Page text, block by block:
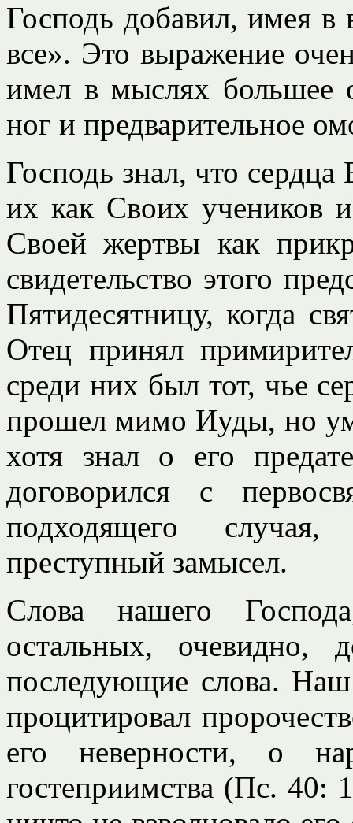
Господь добавил, имея
все». Это выражение
имел в мыслях большее
ног и предварительное
Господь знал, что
их как Своих учеников
Своей жертвы как
свидетельство этого
Пятидесятницу, когда
Отец принял
среди них был тот, чье
прошел мимо Иуды, но
хотя знал о его
договорился с
подходящего
преступный замысел.
Слова нашего
остальных,
последующие слова.
процитировал
его неверности, о
гостеприимства (Пс. 40: